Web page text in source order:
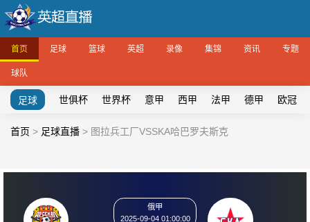
首页 足球 篮球 英超 录像 集锦 资讯 专题
球队
足球 世俱杯 世界杯 意甲 西甲 法甲 德甲 欧冠
首页 > 足球直播 > 图拉兵工厂VSSKA哈巴罗夫斯克